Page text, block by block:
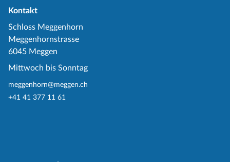
Kontakt
Schloss Meggenhorn
Meggenhornstrasse
6045 Meggen
Mittwoch bis Sonntag
meggenhorn@meggen.ch
+41 41 377 11 61